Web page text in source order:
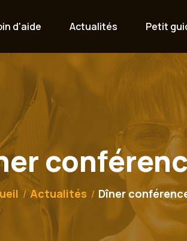
d'aide Actualités Petit
Actualités Dîner